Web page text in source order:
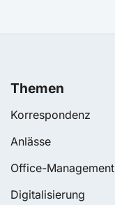
Themen
Korrespondenz
Anlässe
Office-Management
Digitalisierung